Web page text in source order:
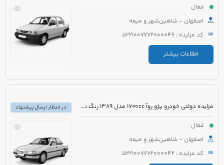
فعال
اصفهان - شاهین‌شهر و میمه
کد مزایده : 5221007772000046
اطلاعات بیشتر
مزایده دولتی خودرو پژو روآ 1700cc مدل 1389 رنگ نقره ای متالیک
فعال
اصفهان - شاهین‌شهر و میمه
کد مزایده : 5221007772000042
در انتظار ارسال پیشنهاد